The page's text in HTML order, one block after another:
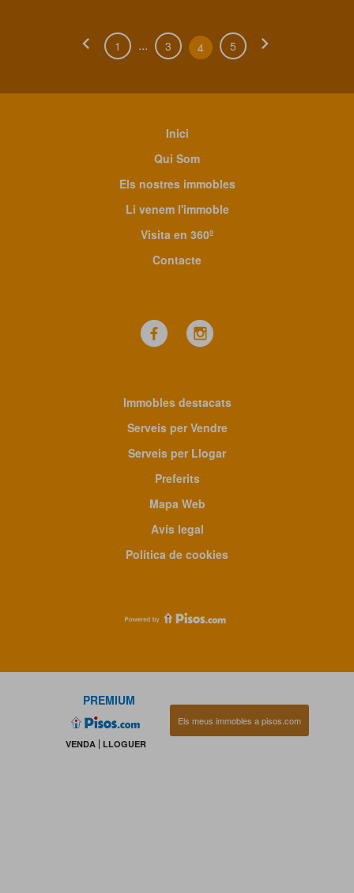
chevron_left 1 ... 3 4 5 chevron_right
Inici
Qui Som
Els nostres immobles
Li venem l'immoble
Visita en 360º
Contacte
Immobles destacats
Serveis per Vendre
Serveis per Llogar
Preferits
Mapa Web
Avís legal
Política de cookies
PREMIUM
VENDA LLOGUER
Els meus immobles a pisos.com